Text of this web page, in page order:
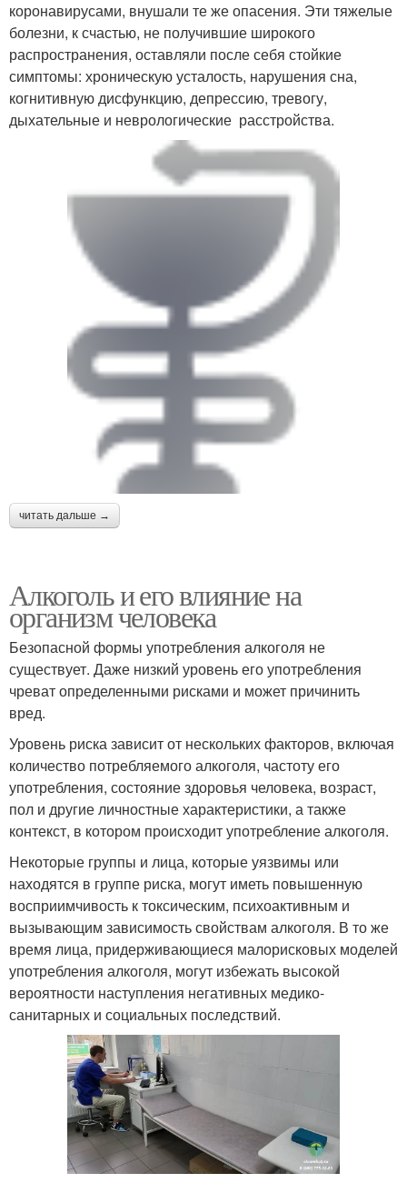
коронавирусами, внушали те же опасения. Эти тяжелые
болезни, к счастью, не получившие широкого
распространения, оставляли после себя стойкие
симптомы: хроническую усталость, нарушения сна,
когнитивную дисфункцию, депрессию, тревогу,
дыхательные и неврологические расстройства.
читать дальше →
Алкоголь и его влияние на
организм человека
Безопасной формы употребления алкоголя не
существует. Даже низкий уровень его употребления
чреват определенными рисками и может причинить
вред.
Уровень риска зависит от нескольких факторов, включая
количество потребляемого алкоголя, частоту его
употребления, состояние здоровья человека, возраст,
пол и другие личностные характеристики, а также
контекст, в котором происходит употребление алкоголя.
Некоторые группы и лица, которые уязвимы или
находятся в группе риска, могут иметь повышенную
восприимчивость к токсическим, психоактивным и
вызывающим зависимость свойствам алкоголя. В то же
время лица, придерживающиеся малорисковых моделей
употребления алкоголя, могут избежать высокой
вероятности наступления негативных медико-
санитарных и социальных последствий.